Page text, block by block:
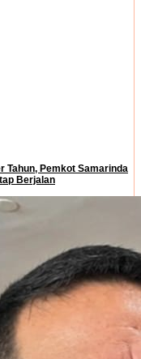
Tahun, Pemkot Samarinda
Berjalan